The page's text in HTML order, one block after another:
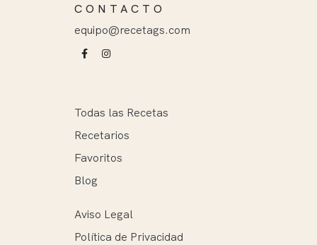
CONTACTO
equipo@recetags.com
Todas las Recetas
Recetarios
Favoritos
Blog
Aviso Legal
Política de Privacidad